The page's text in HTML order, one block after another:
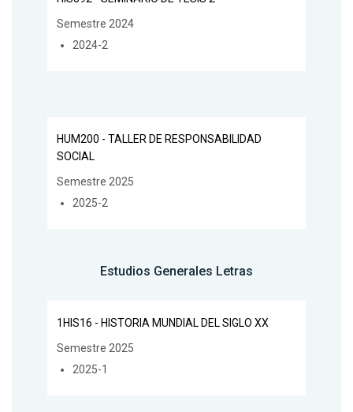
Semestre 2024
2024-2
HUM200 - TALLER DE RESPONSABILIDAD
SOCIAL
Semestre 2025
2025-2
Estudios Generales Letras
1HIS16 - HISTORIA MUNDIAL DEL SIGLO XX
Semestre 2025
2025-1